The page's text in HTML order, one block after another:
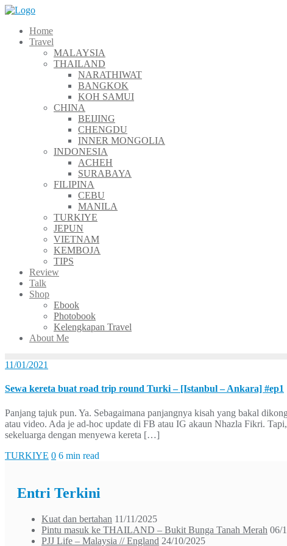
Skip
contentHome
Travel
MALAYSIA
THAILAND
NARATHIWAT
BANGKOK
KOH SAMUI
CHINA
BEIJING
CHENGDU
INNER MONGOLIA
INDONESIA
ACHEH
SURABAYA
FILIPINA
CEBU
MANILA
TURKIYE
JEPUN
VIETNAM
KEMBOJA
TIPS
Review
Talk
Shop
Ebook
Photobook
Kelengkapan Travel
About Me
11/01/2021
Sewa kereta buat road trip round Turki – [Istanbul – Ankara] #ep1
Panjang tajuk pun. Ya. Sebagaimana panjangnya kisah yang bakal
atau video. Ada je ad-hoc update di FB atau IG akaun Nhazla Fikri.
sekeluarga dengan menyewa kereta […]
TURKIYE 0 6 min read
Entri Terkini
Kuat dan bertahan 11/11/2025
Pintu masuk ke THAILAND – Bukit Bunga Tanah Merah 06/
PJJ Life – Malaysia // England 24/10/2025